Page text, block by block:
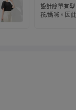
設計短袖上衣-白
設計簡單有
孩/媽咪。因